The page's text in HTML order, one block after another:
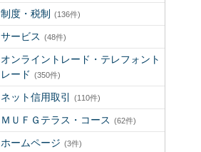
制度・税制 (136件)
サービス (48件)
オンライントレード・テレフォント
レード (350件)
ネット信用取引 (110件)
ＭＵＦＧテラス・コース (62件)
ホームページ (3件)